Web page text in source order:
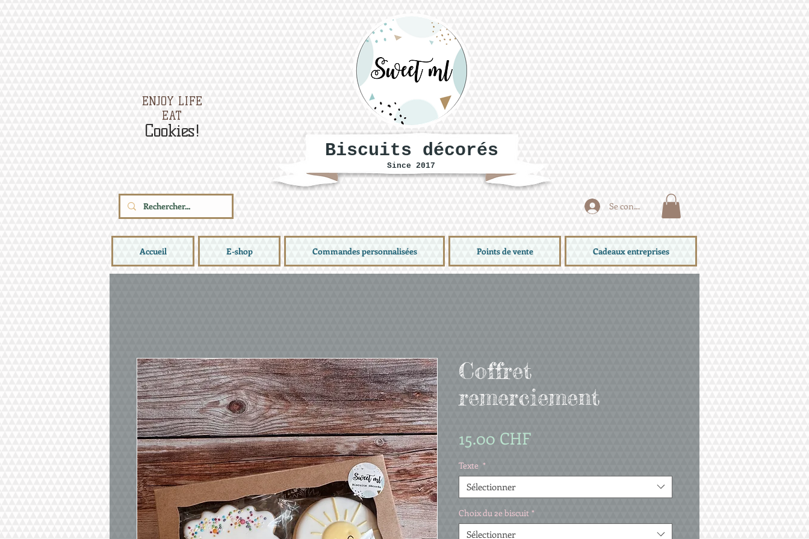
ENJOY LIFE
EAT
Cookies!
Biscuits décorés
Since 2017
Se connecter
Accueil E-shop Commandes personnalisées Points de vente Cadeaux entreprises
Coffret
remerciement
15.00 CHFPrix
Texte *
Sélectionner
Choix du 2e biscuit *
Sélectionner